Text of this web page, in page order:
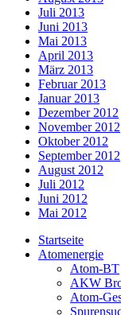
Juli 2013
Juni 2013
Mai 2013
April 2013
März 2013
Februar 2013
Januar 2013
Dezember 2012
November 2012
Oktober 2012
September 2012
August 2012
Juli 2012
Juni 2012
Mai 2012
Startseite
Atomenergie
Atom-BT
AKW
Atom-